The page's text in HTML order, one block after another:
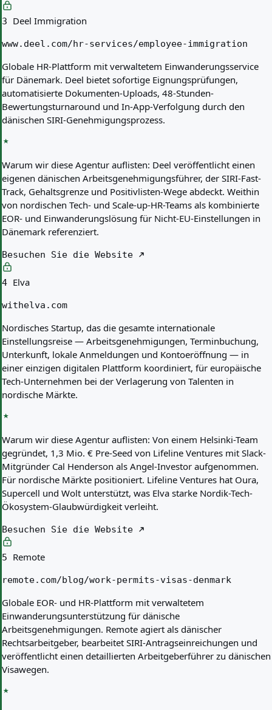
3 Deel Immigration
www.deel.com/hr-services/employee-immigration
Globale HR-Plattform mit verwaltetem Einwanderungsservice
für Dänemark. Deel bietet sofortige Eignungsprüfungen,
automatisierte Dokumenten-Uploads, 48-Stunden-
Bewertungsturnaround und In-App-Verfolgung durch den
dänischen SIRI-Genehmigungsprozess.
Warum wir diese Agentur auflisten: Deel veröffentlicht einen
eigenen dänischen Arbeitsgenehmigungsführer, der SIRI-Fast-
Track, Gehaltsgrenze und Positivlisten-Wege abdeckt. Weithin
von nordischen Tech- und Scale-up-HR-Teams als kombinierte
EOR- und Einwanderungslösung für Nicht-EU-Einstellungen in
Dänemark referenziert.
Besuchen Sie die Website
4 Elva
withelva.com
Nordisches Startup, das die gesamte internationale
Einstellungsreise — Arbeitsgenehmigungen, Terminbuchung,
Unterkunft, lokale Anmeldungen und Kontoeröffnung — in
einer einzigen digitalen Plattform koordiniert, für europäische
Tech-Unternehmen bei der Verlagerung von Talenten in
nordische Märkte.
Warum wir diese Agentur auflisten: Von einem Helsinki-Team
gegründet, 1,3 Mio. € Pre-Seed von Lifeline Ventures mit Slack-
Mitgründer Cal Henderson als Angel-Investor aufgenommen.
Für nordische Märkte positioniert. Lifeline Ventures hat Oura,
Supercell und Wolt unterstützt, was Elva starke Nordik-Tech-
Ökosystem-Glaubwürdigkeit verleiht.
Besuchen Sie die Website
5 Remote
remote.com/blog/work-permits-visas-denmark
Globale EOR- und HR-Plattform mit verwaltetem
Einwanderungsunterstützung für dänische
Arbeitsgenehmigungen. Remote agiert als dänischer
Rechtsarbeitgeber, bearbeitet SIRI-Antragseinreichungen und
veröffentlicht einen detaillierten Arbeitgeberführer zu dänischen
Visawegen.